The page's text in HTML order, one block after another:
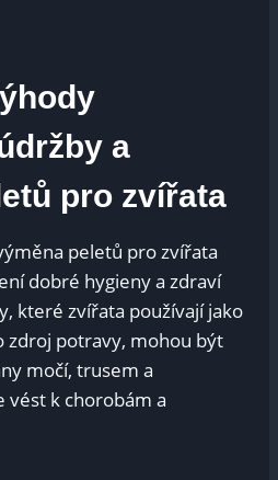
a
pro zvířata
peletů pro zvířata
dobré hygieny a zdraví
které zvířata používají jako
zdroj potravy, mohou být
močí, trusem a
vést k chorobám a